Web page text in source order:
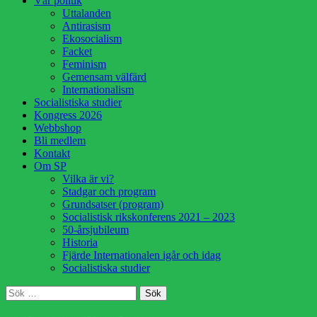
Uttalanden
Antirasism
Ekosocialism
Facket
Feminism
Gemensam välfärd
Internationalism
Socialistiska studier
Kongress 2026
Webbshop
Bli medlem
Kontakt
Om SP
Vilka är vi?
Stadgar och program
Grundsatser (program)
Socialistisk rikskonferens 2021 – 2023
50-årsjubileum
Historia
Fjärde Internationalen igår och idag
Socialistiska studier
Sök
Sök
efter: